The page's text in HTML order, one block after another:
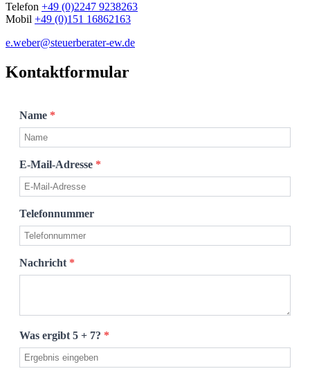
Telefon +49 (0)2247 9238263
Mobil +49 (0)151 16862163
e.weber@steuerberater-ew.de
Kontaktformular
Name *
E-Mail-Adresse *
Telefonnummer
Nachricht *
Was ergibt 5 + 7? *